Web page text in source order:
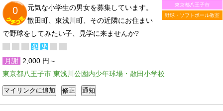
東京都八王子市
野球・ソフトボール教室
0
元気な小学生の男女を募集しています。
散田町、東浅川町、その近隣にお住まい
で野球をしてみたい子、見学に来ませんか?
月謝 2,000 円～
東京都八王子市 東浅川公園内少年球場・散田小学校